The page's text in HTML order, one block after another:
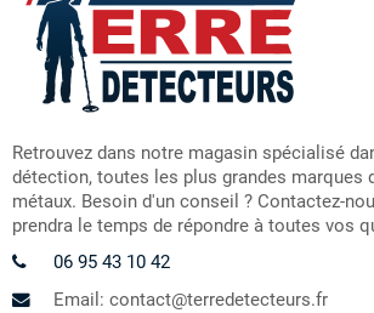
Retrouvez dans notre magasin spécialisé
détection, toutes les plus grandes marques
métaux. Besoin d'un conseil ? Contactez-
prendra le temps de répondre à toutes vos
06 95 43 10 42
Email: contact@terredetecteurs.fr